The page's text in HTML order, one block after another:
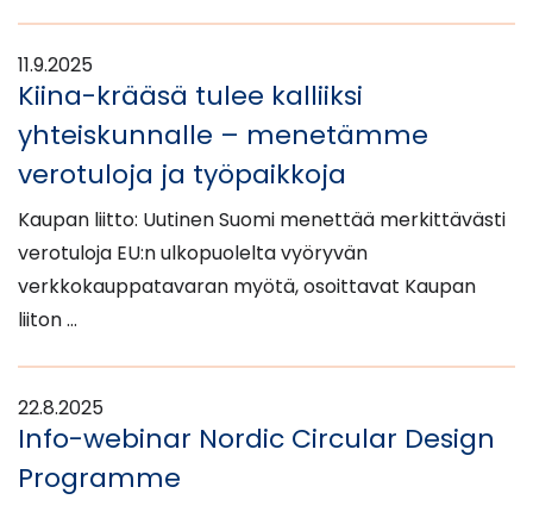
11.9.2025
Kiina-krääsä tulee kalliiksi
yhteiskunnalle – menetämme
verotuloja ja työpaikkoja
Kaupan liitto: Uutinen Suomi menettää merkittävästi
verotuloja EU:n ulkopuolelta vyöryvän
verkkokauppatavaran myötä, osoittavat Kaupan
liiton …
22.8.2025
Info-webinar Nordic Circular Design
Programme